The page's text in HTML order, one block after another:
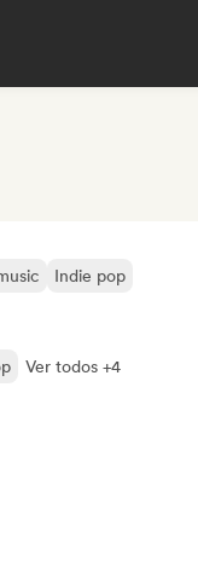
Indie pop
Ver todos +4